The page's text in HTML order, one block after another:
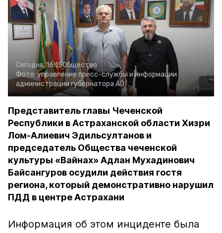
Сегодня, 16:15Общество
Фото: управление пресс-службы и информации
администрации губернатора АО
Представитель главы Чеченской
Республики в Астраханской области Хизри
Лом-Алиевич Эдильсултанов и
председатель Общества чеченской
культуры «Вайнах» Адлан Мухадинович
Байсангуров осудили действия гостя
региона, который демонстративно нарушил
ПДД в центре Астрахани
Информация об этом инциденте была